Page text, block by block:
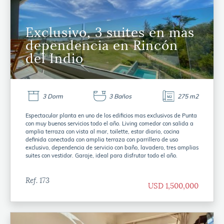
Exclusivo, 3 suites en mas
dependencia en Rincón
del Indio
3 Dorm 3 Baños 275 m2
Espectacular planta en uno de los edificios mas exclusivos de Punta
con muy buenos servicios todo el año. Living comedor con salida a
amplia terraza con vista al mar, toilette, estar diario, cocina
definida conectada con amplia terraza con parrillero de uso
exclusivo, dependencia de servicio con baño, lavadero, tres amplias
suites con vestidor. Garaje, ideal para disfrutar todo el año.
Ref. 173
USD 1,500,000